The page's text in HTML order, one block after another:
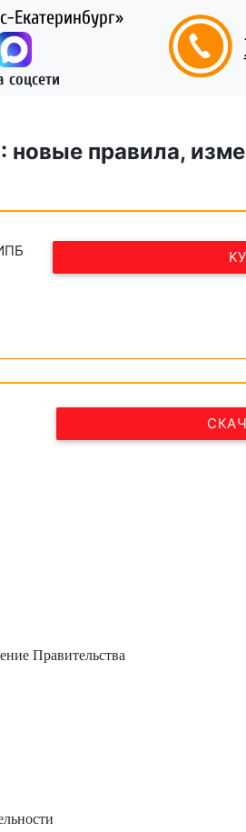
Екатеринбург»
соцсети
новые правила,
Правительства